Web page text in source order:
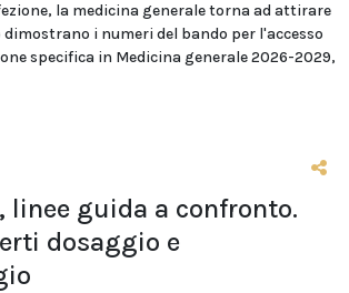
la medicina generale torna ad attirare
dimostrano i numeri del bando per l'accesso
specifica in Medicina generale 2026-2029,
linee guida a confronto.
dosaggio e